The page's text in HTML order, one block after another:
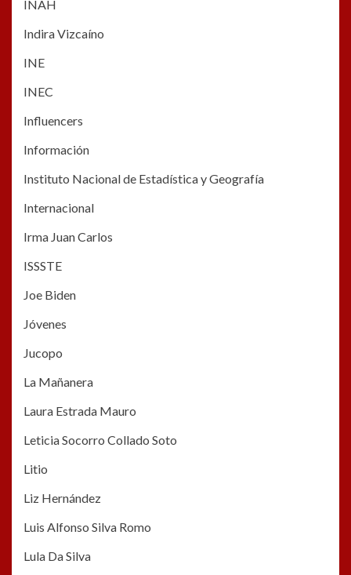
INAH
Indira Vizcaíno
INE
INEC
Influencers
Información
Instituto Nacional de Estadística y Geografía
Internacional
Irma Juan Carlos
ISSSTE
Joe Biden
Jóvenes
Jucopo
La Mañanera
Laura Estrada Mauro
Leticia Socorro Collado Soto
Litio
Liz Hernández
Luis Alfonso Silva Romo
Lula Da Silva